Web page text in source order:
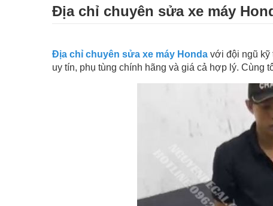
Địa chỉ chuyên sửa xe máy
Địa chỉ chuyên sửa xe máy Honda với đội ngũ kỹ
uy tín, phụ tùng chính hãng và giá cả hợp lý. Cùng